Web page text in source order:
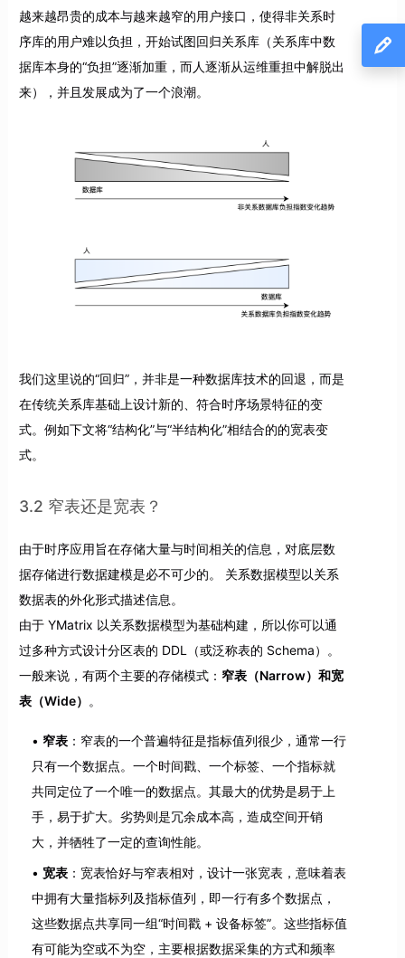
越来越昂贵的成本与越来越窄的用户接口，使得非关系时
序库的用户难以负担，开始试图回归关系库（关系库中数
据库本身的“负担”逐渐加重，而人逐渐从运维重担中解脱出
来），并且发展成为了一个浪潮。
我们这里说的“回归”，并非是一种数据库技术的回退，而是
在传统关系库基础上设计新的、符合时序场景特征的变
式。例如下文将“结构化”与“半结构化”相结合的的宽表变
式。
3.2 窄表还是宽表？
由于时序应用旨在存储大量与时间相关的信息，对底层数
据存储进行数据建模是必不可少的。 关系数据模型以关系
数据表的外化形式描述信息。
由于 YMatrix 以关系数据模型为基础构建，所以你可以通
过多种方式设计分区表的 DDL（或泛称表的 Schema）。
一般来说，有两个主要的存储模式： 窄表（Narrow）和宽
表（Wide） 。
窄表：窄表的一个普遍特征是指标值列很少，通常一行
只有一个数据点。一个时间戳、一个标签、一个指标就
共同定位了一个唯一的数据点。其最大的优势是易于上
手，易于扩大。劣势则是冗余成本高，造成空间开销
大，并牺牲了一定的查询性能。
宽表：宽表恰好与窄表相对，设计一张宽表，意味着表
中拥有大量指标列及指标值列，即一行有多个数据点，
这些数据点共享同一组“时间戳 + 设备标签”。这些指标值
有可能为空或不为空，主要根据数据采集的方式和频率